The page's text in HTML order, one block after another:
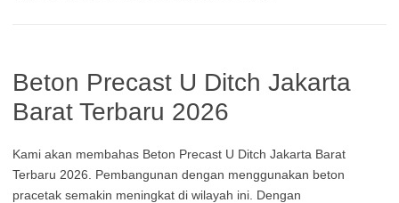
Beton Precast U Ditch Jakarta
Barat Terbaru 2026
Kami akan membahas Beton Precast U Ditch Jakarta Barat
Terbaru 2026. Pembangunan dengan menggunakan beton
pracetak semakin meningkat di wilayah ini. Dengan